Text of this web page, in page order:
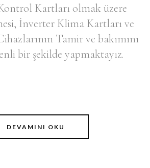
Kartları olmak üzere
İnverter Klima Kartları ve
Tamir ve bakımını
bir şekilde yapmaktayız.
DEVAMINI OKU